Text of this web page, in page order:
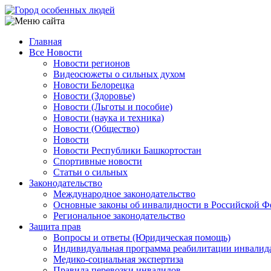
Перейти
к
содержанию
Main
navigation
Главная
Все Новости
Новости регионов
Видеосюжеты о сильных духом
Новости Белорецка
Новости (Здоровье)
Новости (Льготы и пособие)
Новости (наука и техника)
Новости (Общество)
Новости
Новости Республики Башкортостан
Спортивные новости
Статьи о сильных
Законодательство
Международное законодательство
Основные законы об инвалидности в Российской
Региональное законодательство
Защита прав
Вопросы и ответы (Юридическая помощь)
Индивидуальная программа реабилитации
Медико-социальная экспертиза